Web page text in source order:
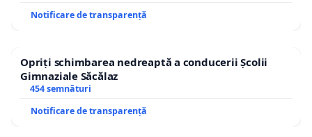
Notificare de transparență
Opriți schimbarea nedreaptă a conducerii Școlii
Gimnaziale Săcălaz
454 semnături
Notificare de transparență